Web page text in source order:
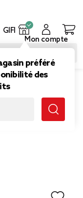
GIFI
préféré
des
Mon compte
jack
Pert
€ à 1,24 €